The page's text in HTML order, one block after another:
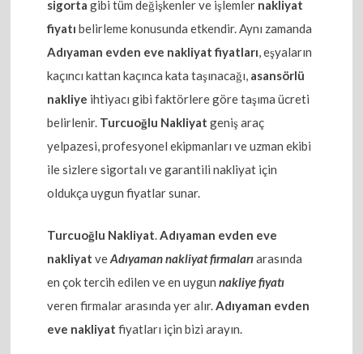
sigorta gibi tüm değişkenler ve işlemler nakliyat
fiyatı belirleme konusunda etkendir. Aynı zamanda
Adıyaman evden eve nakliyat fiyatları, eşyaların
kaçıncı kattan kaçınca kata taşınacağı, asansörlü
nakliye ihtiyacı gibi faktörlere göre taşıma ücreti
belirlenir. Turcuoğlu Nakliyat geniş araç
yelpazesi, profesyonel ekipmanları ve uzman ekibi
ile sizlere sigortalı ve garantili nakliyat için
oldukça uygun fiyatlar sunar.
Turcuoğlu Nakliyat.Adıyaman evden eve
nakliyat veAdıyaman nakliyat firmalarıarasında
en çok tercih edilen ve en uygunnakliye fiyatı
veren firmalar arasında yer alır.Adıyaman evden
eve nakliyat fiyatları için bizi arayın.